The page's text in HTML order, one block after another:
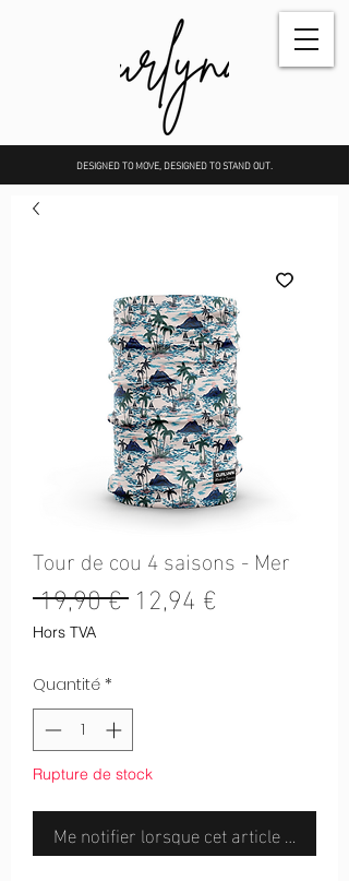
DESIGNED TO MOVE, DESIGNED TO STAND OUT.
Tour de cou 4 saisons - Mer
19,90 € Prix
original
12,94 €
Hors TVA
Quantité*
Rupture de stock
Me notifier lorsque cet article est